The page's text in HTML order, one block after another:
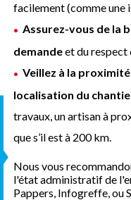
facilement (comme une
Assurez-vous de la
demandeet du respect
Veillez à la
localisation du
travaux, un artisan à
que s’il est à 200 km.
Nous vous
l'état administratif de
Pappers, Infogreffe, ou